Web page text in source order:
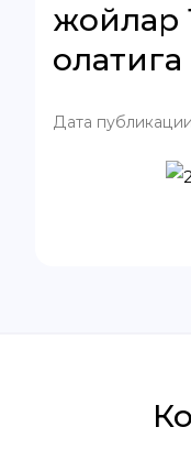
жойлар
Дата публикации: